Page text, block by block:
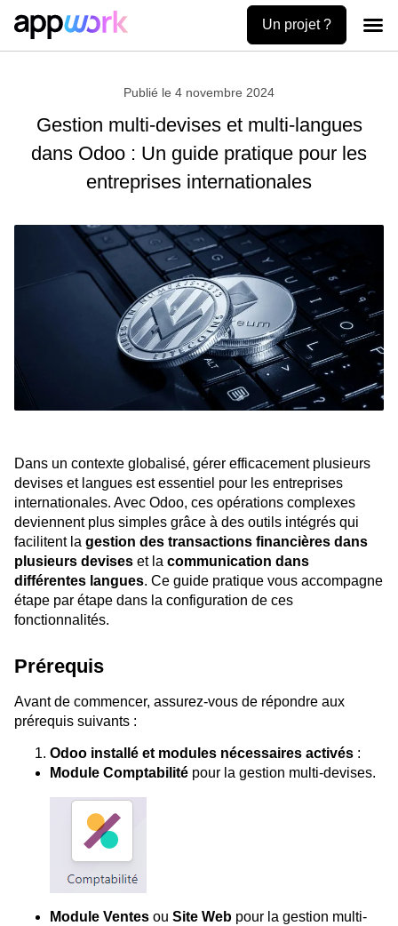
Un projet ?
Publié le 4 novembre 2024
Gestion multi-devises et multi-langues
dans Odoo : Un guide pratique pour les
entreprises internationales
Dans un contexte globalisé, gérer efficacement plusieurs
devises et langues est essentiel pour les entreprises
internationales. Avec Odoo, ces opérations complexes
deviennent plus simples grâce à des outils intégrés qui
facilitent la gestion des transactions financières dans
plusieurs devises et la communication dans
différentes langues. Ce guide pratique vous accompagne
étape par étape dans la configuration de ces
fonctionnalités.
Prérequis
Avant de commencer, assurez-vous de répondre aux
prérequis suivants :
Odoo installé et modules nécessaires activés :
Module Comptabilité pour la gestion multi-devises.
Module Ventes ou Site Web pour la gestion multi-